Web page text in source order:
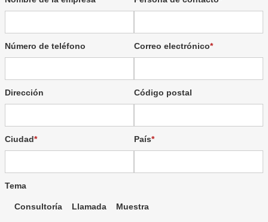
Número de teléfono Correo electrónico
Dirección Código postal
Ciudad País
Tema
Consultoría Llamada Muestra